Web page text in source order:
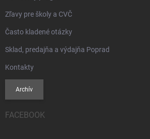
Zľavy pre školy a CVČ
Často kladené otázky
Sklad, predajňa a výdajňa Poprad
Kontakty
Archív
FACEBOOK